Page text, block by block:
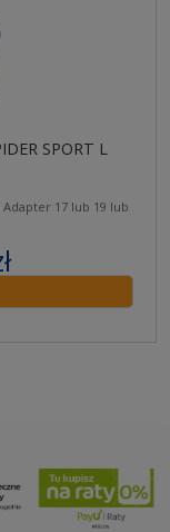
SPORT L
Adapter 17 lub 19 lub